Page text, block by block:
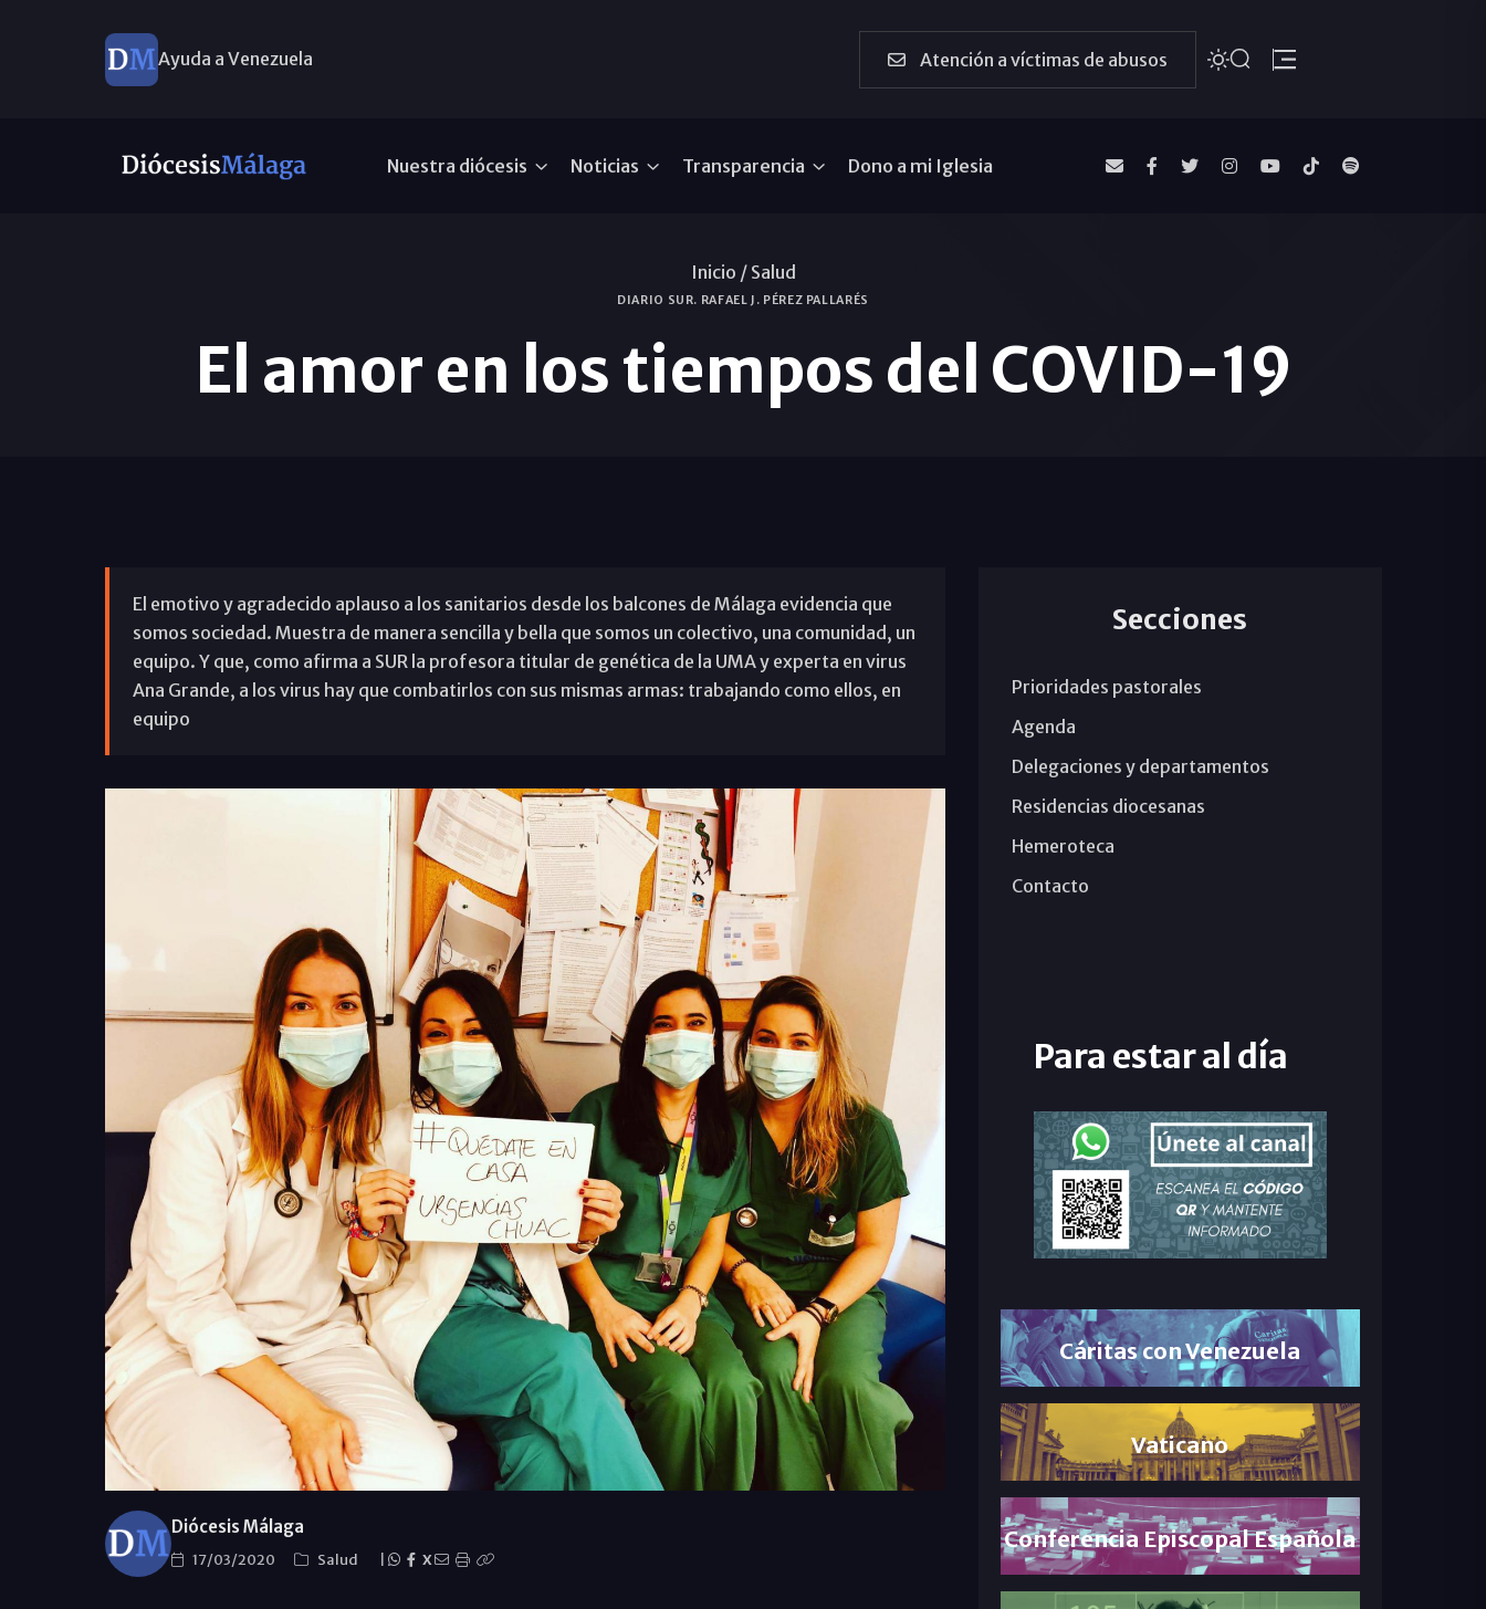
Ayuda a Venezuela Atención a víctimas de abusos
Nuestra diócesis Noticias Transparencia Dono a mi Iglesia
Inicio / Salud
DIARIO SUR. RAFAEL J. PÉREZ PALLARÉS
El amor en los tiempos del COVID-19
El emotivo y agradecido aplauso a los sanitarios desde los balcones de Málaga evidencia que
somos sociedad. Muestra de manera sencilla y bella que somos un colectivo, una comunidad, un
equipo. Y que, como afirma a SUR la profesora titular de genética de la UMA y experta en virus
Ana Grande, a los virus hay que combatirlos con sus mismas armas: trabajando como ellos, en
equipo
Diócesis Málaga
17/03/2020 Salud X
Secciones
Prioridades pastorales
Agenda
Delegaciones y departamentos
Residencias diocesanas
Hemeroteca
Contacto
Para estar al día
Cáritas con Venezuela
Vaticano
Conferencia Episcopal Española